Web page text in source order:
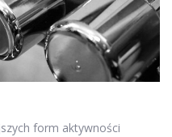
form aktywności